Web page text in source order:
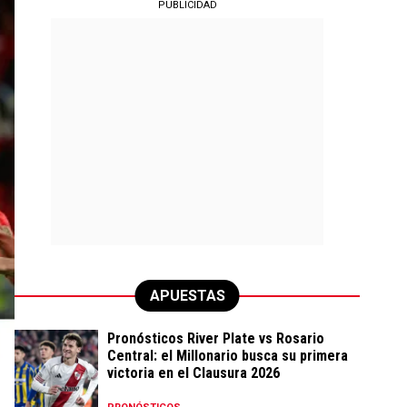
PUBLICIDAD
APUESTAS
Pronósticos River Plate vs Rosario
Central: el Millonario busca su primera
victoria en el Clausura 2026